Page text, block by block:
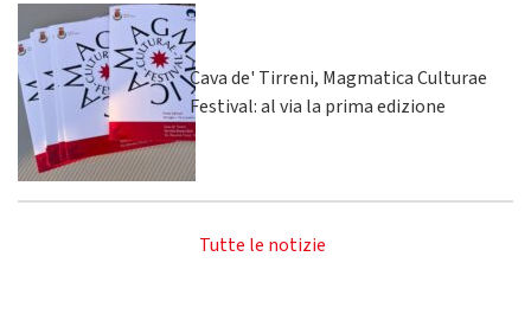
Cava de' Tirreni, Magmatica Culturae
Festival: al via la prima edizione
Tutte le notizie